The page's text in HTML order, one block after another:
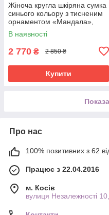
Жіноча кругла шкіряна сумка
синього кольору з тисненим
орнаментом «Мандала»,
діаметр 22 см
В наявності
2 770 ₴ 2 850 ₴
Купити
Про нас
100% позитивних з 62
Працює з 22.04.2016
м. Косів
вулиця Незалежності